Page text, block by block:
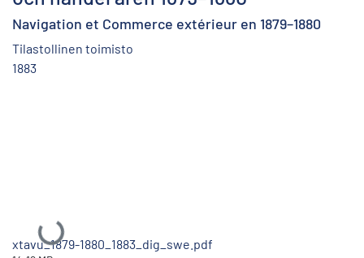
Navigation et Commerce extérieur en 1879–1880
Tilastollinen toimisto
1883
Ladataan...
xtavu_1879-1880_1883_dig_swe.pdf